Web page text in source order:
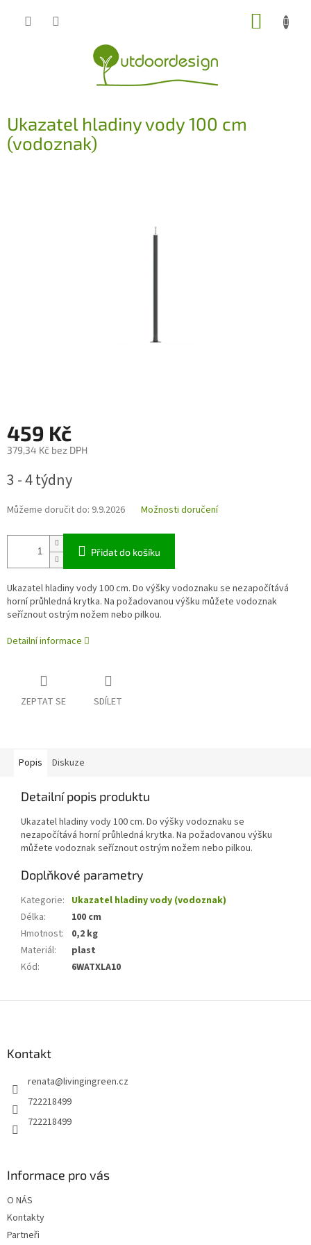
Ukazatel hladiny vody 100 cm
(vodoznak)
459 Kč
379,34 Kč bez DPH
cena:
3 - 4 týdny
Můžeme doručit do: 9.9.2026 Možnosti doručení
Přidat do košíku
Ukazatel hladiny vody 100 cm. Do výšky vodoznaku se nezapočítává
horní průhledná krytka. Na požadovanou výšku můžete vodoznak
seříznout ostrým nožem nebo pilkou.
Detailní informace
ZEPTAT SE SDÍLET
Popis Diskuze
Detailní popis produktu
Ukazatel hladiny vody 100 cm. Do výšky vodoznaku se
nezapočítává horní průhledná krytka. Na požadovanou výšku
můžete vodoznak seříznout ostrým nožem nebo pilkou.
Doplňkové parametry
Kategorie: Ukazatel hladiny vody (vodoznak)
Délka:
100 cm
Hmotnost:
0,2 kg
Materiál:
plast
Kód: 6WATXLA10
Kontakt
renata@livingingreen.cz
722218499
722218499
Informace pro vás
O NÁS
Kontakty
Partneři